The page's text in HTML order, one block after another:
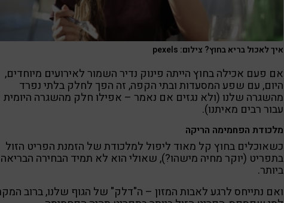
איך לאכול בריא בחוץ? צילום: pexels
אם פעם אכילה בחוץ הייתה פינוק נדיר השמור לאירועים מיוחדים,
היום, עם שפע המסעדות ובתי הקפה, זה הפך לחלק בלתי נפרד
מהשגרה שלנו (ולא נגזים אם נאמר – אפילו חלק מהשגרה היומית
עבור רבים מאיתנו).
מלכודת הפחמימה הריקה
כשאוכלים בחוץ קל מאוד ליפול למלכודת של הזמנת הפריט הזול
בתפריט (יוקר מחיה מישהו?), שאולי הוא לא תמיד הבחירה הבריאה
ביותר.
ואם נתייחס לרגע לאבות המזון – ה"דלק" של הגוף שלנו, ברוב